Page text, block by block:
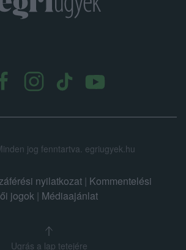
jog fenntartva. egriugyek.hu
nyilatkozat | Kommentelési
jogok | Médiaajánlat
Ugrás a lap tetejére